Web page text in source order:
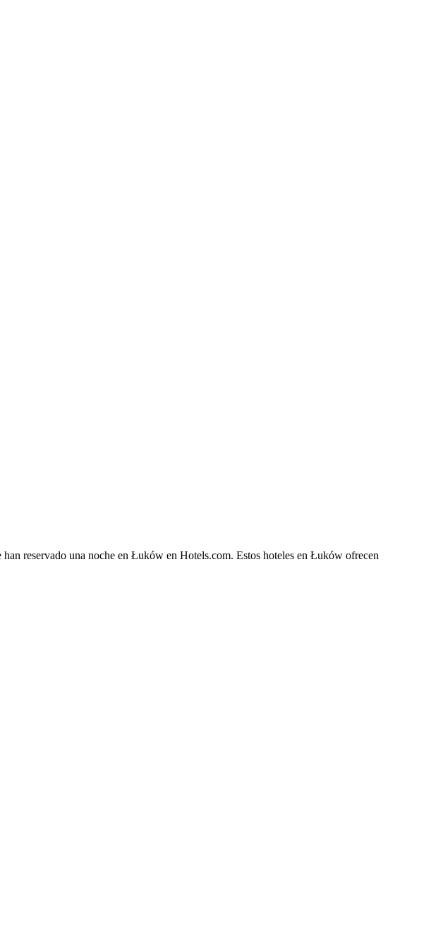
reservado una noche en Łuków en Hotels.com. Estos hoteles en Łuków ofrecen